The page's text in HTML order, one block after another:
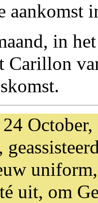
aankomst
in
Carillon
uit, om